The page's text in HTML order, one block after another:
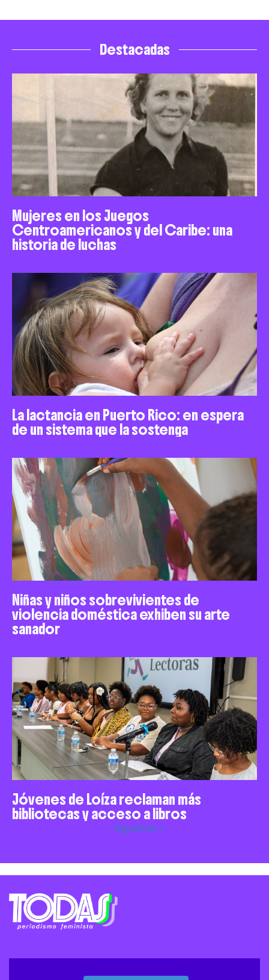
Destacadas
Mujeres en los Juegos
Centroamericanos y del Caribe: una
historia de luchas
La lactancia en Puerto Rico: en espera
de un sistema que la sostenga
Niñas y niños sobrevivientes de
violencia doméstica exhiben su arte
sanador
Jóvenes de Loíza reclaman más
bibliotecas y acceso a libros
Siguiente »